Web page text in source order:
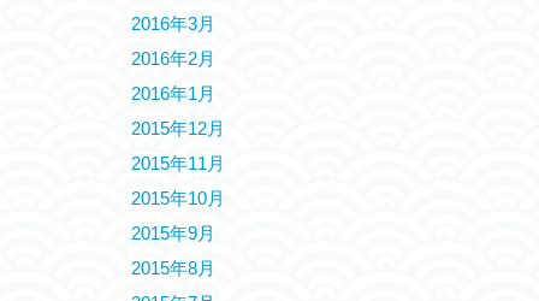
2016年3月
2016年2月
2016年1月
2015年12月
2015年11月
2015年10月
2015年9月
2015年8月